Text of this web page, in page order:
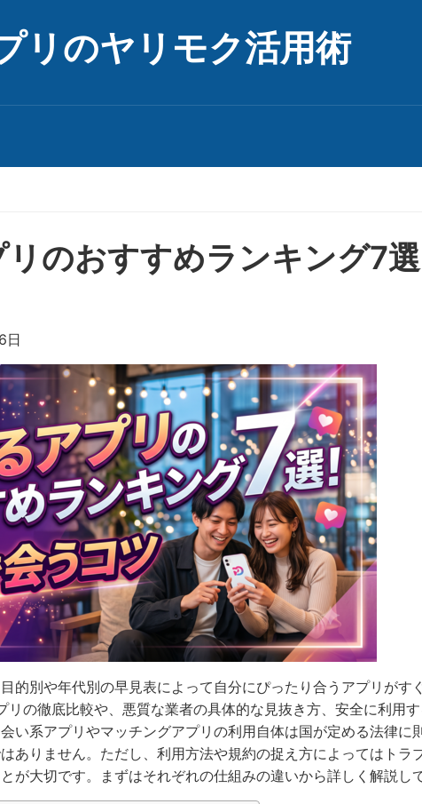
リのヤリモク活用術
のおすすめランキング7
日
的別や年代別の早見表によって自分にぴったり合うアプリがす
リの徹底比較や、悪質な業者の具体的な見抜き方、安全に利用
い系アプリやマッチングアプリの利用自体は国が定める法律に
ありません。ただし、利用方法や規約の捉え方によってはトラ
が大切です。まずはそれぞれの仕組みの違いから詳しく解説し